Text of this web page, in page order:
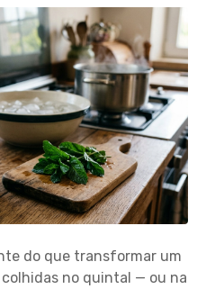
do que transformar um
no quintal — ou na